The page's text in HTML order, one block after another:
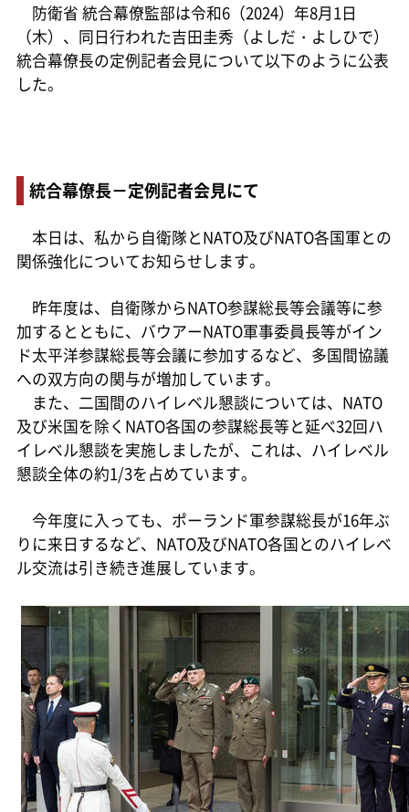
防衛省 統合幕僚監部は令和6（2024）年8月1日
（木）、同日行われた吉田圭秀（よしだ・よしひで）
統合幕僚長の定例記者会見について以下のように公表
した。
統合幕僚長－定例記者会見にて
本日は、私から自衛隊とNATO及びNATO各国軍との
関係強化についてお知らせします。
昨年度は、自衛隊からNATO参謀総長等会議等に参
加するとともに、バウアーNATO軍事委員長等がイン
ド太平洋参謀総長等会議に参加するなど、多国間協議
への双方向の関与が増加しています。
また、二国間のハイレベル懇談については、NATO
及び米国を除くNATO各国の参謀総長等と延べ32回ハ
イレベル懇談を実施しましたが、これは、ハイレベル
懇談全体の約1/3を占めています。
今年度に入っても、ポーランド軍参謀総長が16年ぶ
りに来日するなど、NATO及びNATO各国とのハイレベ
ル交流は引き続き進展しています。